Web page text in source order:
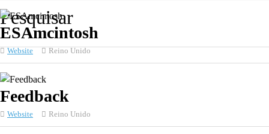
ESAmcintosh
Website Reino Unido
Feedback
Website Reino Unido